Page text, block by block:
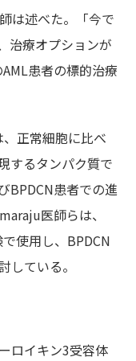
は述べた。「今で
治療オプションが
患者の標的治療
正常細胞に比べ
するタンパク質で
BPDCN患者での進
医師らは、
使用し、BPDCN
している。
ロイキン3受容体